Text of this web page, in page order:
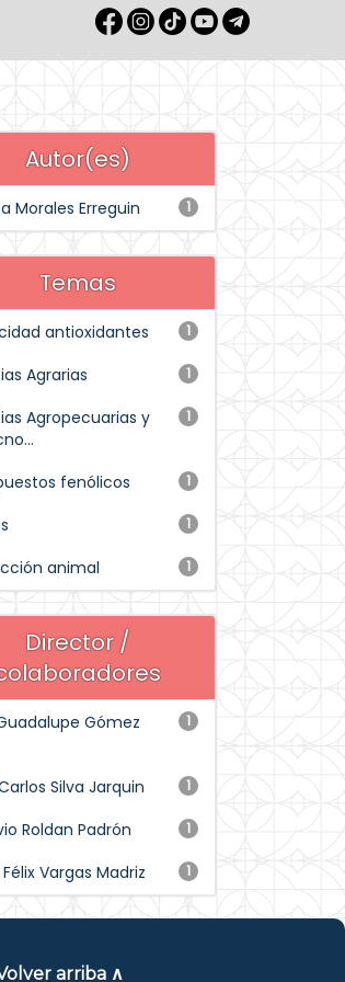
Autor(es)
1
Morales Erreguin
Temas
1
antioxidantes
1
Agrarias
1
Agropecuarias y
1
fenólicos
1
1
animal
Director /
1
Gómez
1
Silva Jarquin
1
Roldan Padrón
1
Vargas Madriz
arriba ∧